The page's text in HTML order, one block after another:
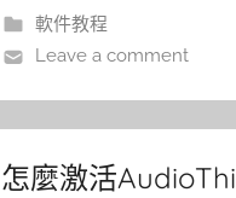
軟件教程
Leave a comment
怎麼激活